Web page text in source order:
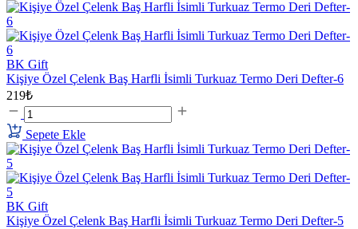
BK Gift
Kişiye Özel Çelenk Baş Harfli İsimli Turkuaz Termo Deri Defter-6
219₺
Sepete Ekle
BK Gift
Kişiye Özel Çelenk Baş Harfli İsimli Turkuaz Termo Deri Defter-5